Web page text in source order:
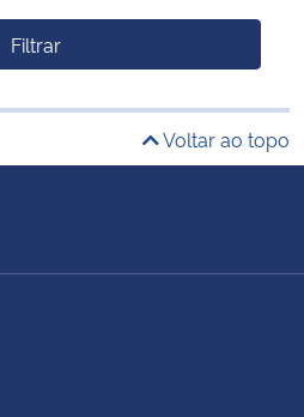
Filtrar
Voltar ao topo